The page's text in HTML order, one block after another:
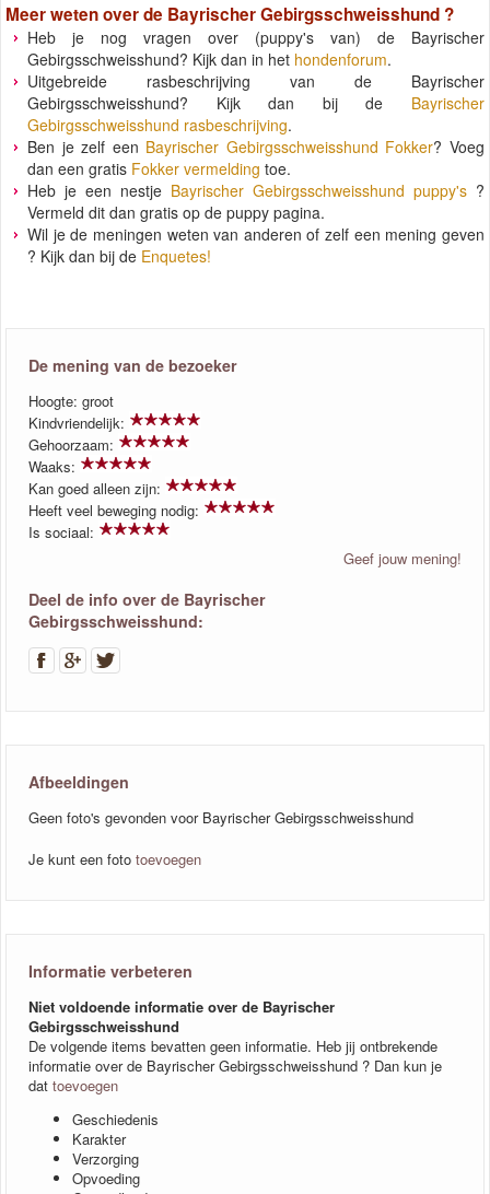
Meer weten over de Bayrischer Gebirgsschweisshund ?
Heb je nog vragen over (puppy's van) de Bayrischer
Gebirgsschweisshund? Kijk dan in het hondenforum.
Uitgebreide rasbeschrijving van de Bayrischer
Gebirgsschweisshund? Kijk dan bij de Bayrischer
Gebirgsschweisshund rasbeschrijving.
Ben je zelf een Bayrischer Gebirgsschweisshund Fokker? Voeg
dan een gratis Fokker vermelding toe.
Heb je een nestje Bayrischer Gebirgsschweisshund puppy's ?
Vermeld dit dan gratis op de puppy pagina.
Wil je de meningen weten van anderen of zelf een mening geven
? Kijk dan bij de Enquetes!
De mening van de bezoeker
Hoogte: groot
Kindvriendelijk:
Gehoorzaam:
Waaks:
Kan goed alleen zijn:
Heeft veel beweging nodig:
Is sociaal:
Geef jouw mening!
Deel de info over de Bayrischer
Gebirgsschweisshund:
Afbeeldingen
Geen foto's gevonden voor Bayrischer Gebirgsschweisshund
Je kunt een foto toevoegen
Informatie verbeteren
Niet voldoende informatie over de Bayrischer
Gebirgsschweisshund
De volgende items bevatten geen informatie. Heb jij ontbrekende
informatie over de Bayrischer Gebirgsschweisshund ? Dan kun je
dat toevoegen
Geschiedenis
Karakter
Verzorging
Opvoeding